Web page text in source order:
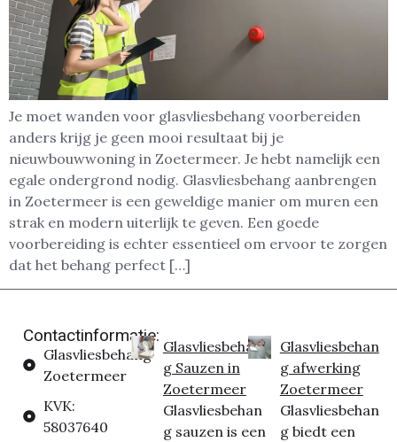
Je moet wanden voor glasvliesbehang voorbereiden
anders krijg je geen mooi resultaat bij je
nieuwbouwwoning in Zoetermeer. Je hebt namelijk een
egale ondergrond nodig. Glasvliesbehang aanbrengen
in Zoetermeer is een geweldige manier om muren een
strak en modern uiterlijk te geven. Een goede
voorbereiding is echter essentieel om ervoor te zorgen
dat het behang perfect […]
Contactinformatie:
Glasvliesbehang
Zoetermeer
KVK:
58037640
Glasvliesbehan
g Sauzen in
Zoetermeer
Glasvliesbehan
g sauzen is een
Glasvliesbehan
g afwerking
Zoetermeer
Glasvliesbehan
g biedt een